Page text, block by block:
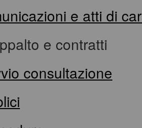
e atti di
e contratti
consultazione